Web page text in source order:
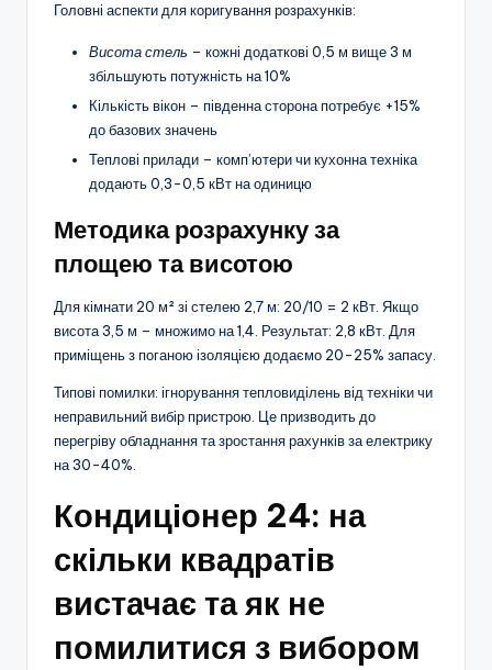
Головні аспекти для коригування розрахунків:
Висота стель – кожні додаткові 0,5 м вище 3 м
збільшують потужність на 10%
Кількість вікон – південна сторона потребує +15%
до базових значень
Теплові прилади – комп’ютери чи кухонна техніка
додають 0,3-0,5 кВт на одиницю
Методика розрахунку за
площею та висотою
Для кімнати 20 м² зі стелею 2,7 м: 20/10 = 2 кВт. Якщо
висота 3,5 м – множимо на 1,4. Результат: 2,8 кВт. Для
приміщень з поганою ізоляцією додаємо 20-25% запасу.
Типові помилки: ігнорування тепловиділень від техніки чи
неправильний вибір пристрою. Це призводить до
перегріву обладнання та зростання рахунків за електрику
на 30-40%.
Кондиціонер 24: на
скільки квадратів
вистачає та як не
помилитися з вибором